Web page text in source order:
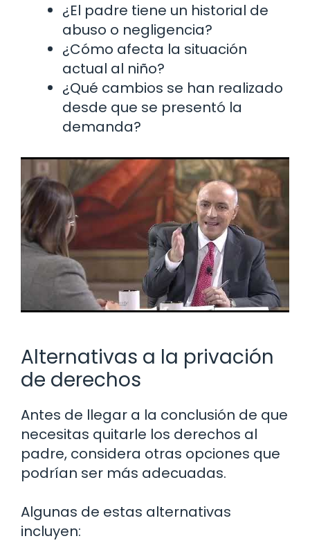
¿El padre tiene un historial de
abuso o negligencia?
¿Cómo afecta la situación
actual al niño?
¿Qué cambios se han realizado
desde que se presentó la
demanda?
Alternativas a la privación
de derechos
Antes de llegar a la conclusión de que
necesitas quitarle los derechos al
padre, considera otras opciones que
podrían ser más adecuadas.
Algunas de estas alternativas
incluyen: